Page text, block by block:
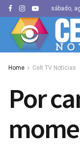
sábado,
Home Celt TV Noticias
Por